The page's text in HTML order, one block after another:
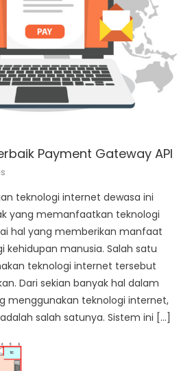
Payment Gateway API
teknologi internet dewasa ini
yang memanfaatkan teknologi
hal yang memberikan manfaat
kehidupan manusia. Salah satu
teknologi internet tersebut
Dari sekian banyak hal dalam
menggunakan teknologi internet,
salah satunya. Sistem ini […]